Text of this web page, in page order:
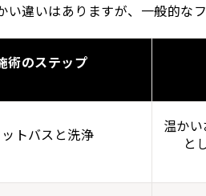
い違いはありますが、一般的な
術のステップ
トバスと洗浄
温か
と